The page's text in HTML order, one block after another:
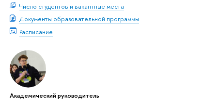
Число студентов и вакантные места
Документы образовательной программы
Расписание
Академический руководитель